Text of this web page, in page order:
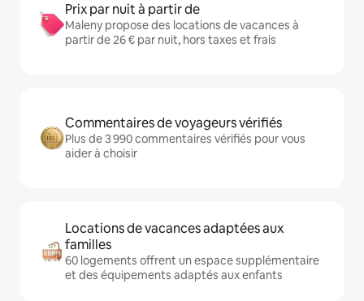
Prix par nuit à partir de
Maleny propose des locations de vacances à
partir de 26 € par nuit, hors taxes et frais
Commentaires de voyageurs vérifiés
Plus de 3 990 commentaires vérifiés pour vous
aider à choisir
Locations de vacances adaptées aux
familles
60 logements offrent un espace supplémentaire
et des équipements adaptés aux enfants